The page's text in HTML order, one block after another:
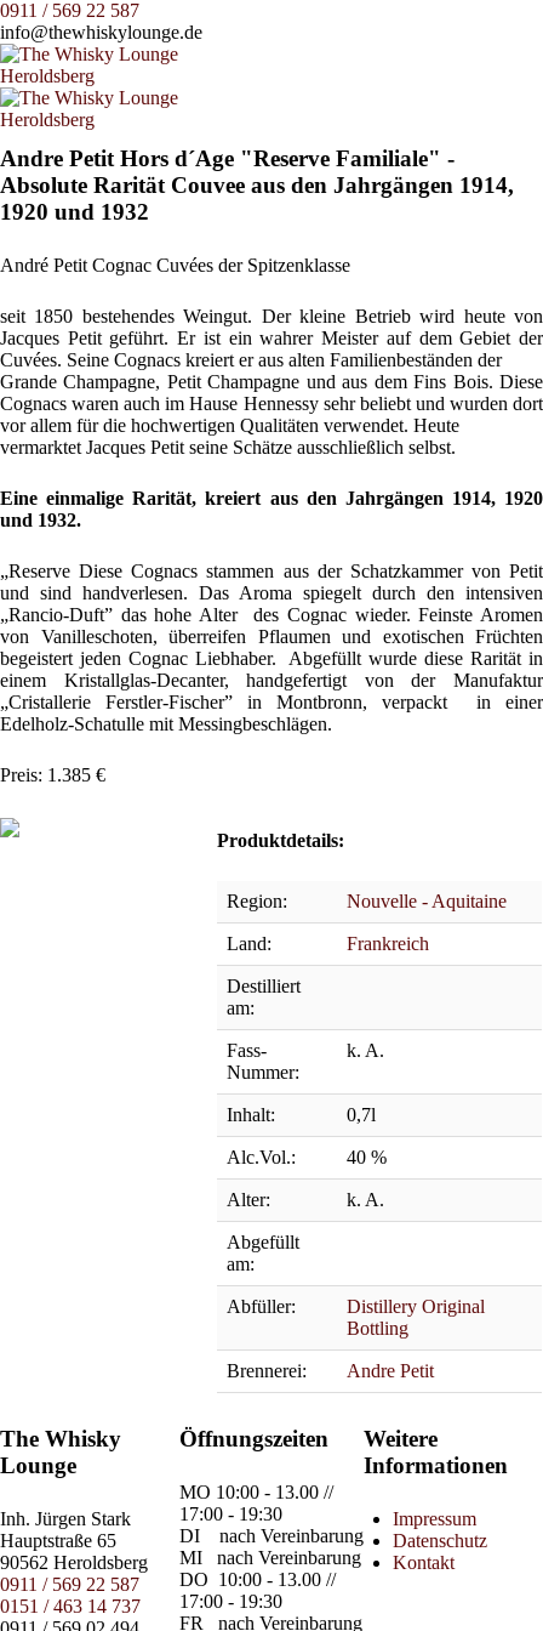
0911 / 569 22 587
info@thewhiskylounge.de
Andre Petit Hors d´Age "Reserve Familiale" -
Absolute Rarität Couvee aus den Jahrgängen 1914,
1920 und 1932
André Petit Cognac Cuvées der Spitzenklasse
seit 1850 bestehendes Weingut. Der kleine Betrieb wird heute von
Jacques Petit geführt. Er ist ein wahrer Meister auf dem Gebiet der
Cuvées. Seine Cognacs kreiert er aus alten Familienbeständen der
Grande Champagne, Petit Champagne und aus dem Fins Bois. Diese
Cognacs waren auch im Hause Hennessy sehr beliebt und wurden dort
vor allem für die hochwertigen Qualitäten verwendet. Heute
vermarktet Jacques Petit seine Schätze ausschließlich selbst.
Eine einmalige Rarität, kreiert aus den Jahrgängen 1914, 1920
und 1932.
„Reserve Diese Cognacs stammen aus der Schatzkammer von Petit
und sind handverlesen. Das Aroma spiegelt durch den intensiven
„Rancio-Duft” das hohe Alter des Cognac wieder. Feinste Aromen
von Vanilleschoten, überreifen Pflaumen und exotischen Früchten
begeistert jeden Cognac Liebhaber. Abgefüllt wurde diese Rarität in
einem Kristallglas-Decanter, handgefertigt von der Manufaktur
„Cristallerie Ferstler-Fischer” in Montbronn, verpackt in einer
Edelholz-Schatulle mit Messingbeschlägen.
Preis: 1.385 €
Produktdetails:
Region: Nouvelle - Aquitaine
Land: Frankreich
Destilliert
am:
Fass-
Nummer:
k. A.
Inhalt: 0,7l
Alc.Vol.: 40 %
Alter: k. A.
Abgefüllt
am:
Abfüller:
Distillery Original
Bottling
Brennerei: Andre Petit
The Whisky
Lounge
Inh. Jürgen Stark
Hauptstraße 65
90562 Heroldsberg
0911 / 569 22 587
0151 / 463 14 737
Öffnungszeiten
MO 10:00 - 13.00 //
17:00 - 19:30
DI
nach Vereinbarung
MI
nach Vereinbarung
DO 10:00 - 13.00 //
17:00 - 19:30
FR
nach Vereinbarung
Weitere
Informationen
Impressum
Datenschutz
Kontakt